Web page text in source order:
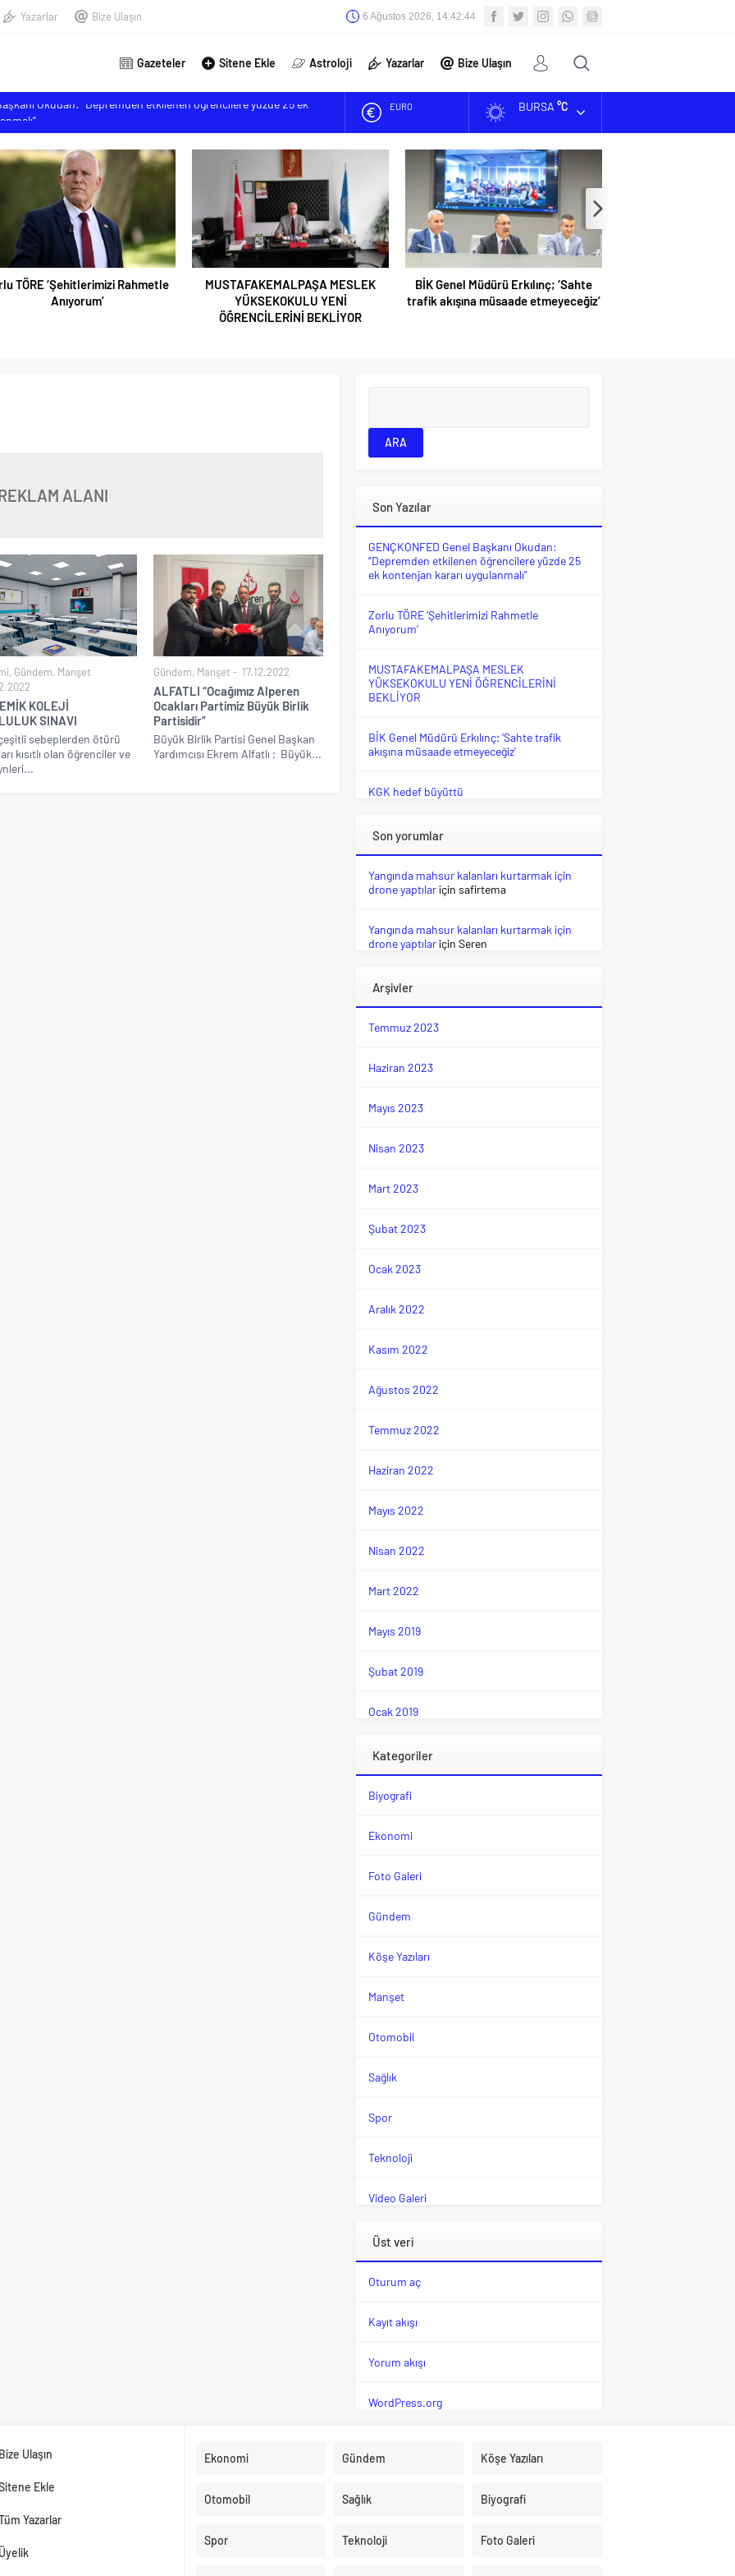
Yazarlar Bize Ulaşın 6 Ağustos 2026, 14:42:45
Gazeteler Sitene Ekle Astroloji Yazarlar Bize Ulaşın
Rahmetle Anıyorum’
MESLEK YÜKSEKOKULU YENİ ÖĞRENCİLERİNİ BEKLİYOR
‘Sahte trafik akışına müsaade etmeyeceğiz’
Başkanı Okudan: “Depremden etkilenen öğrencilere yüzde 25 ek
EURO
ALTIN
DOLAR
BURSA °C
‘Şehitlerimizi Rahmetle
Anıyorum’
MUSTAFAKEMALPAŞA MESLEK
YÜKSEKOKULU YENİ
ÖĞRENCİLERİNİ BEKLİYOR
BİK Genel Müdürü Erkılınç; ‘Sahte
trafik akışına müsaade etmeyeceğiz’
ALANI
, Gündem, Manşet
KOLEJİ
SINAVI
sebeplerden ötürü
kısıtlı olan öğrenciler ve
Gündem, Manşet 17.12.2022
ALFATLI “Ocağımız Alperen
Ocakları Partimiz Büyük Birlik
Partisidir”
Büyük Birlik Partisi Genel Başkan
Yardımcısı Ekrem Alfatlı ; Büyük...
Son Yazılar
GENÇKONFED Genel Başkanı Okudan:
“Depremden etkilenen öğrencilere yüzde 25
ek kontenjan kararı uygulanmalı”
Zorlu TÖRE ‘Şehitlerimizi Rahmetle
Anıyorum’
MUSTAFAKEMALPAŞA MESLEK
YÜKSEKOKULU YENİ ÖĞRENCİLERİNİ
BEKLİYOR
BİK Genel Müdürü Erkılınç; ‘Sahte trafik
akışına müsaade etmeyeceğiz’
KGK hedef büyüttü
Son yorumlar
Yangında mahsur kalanları kurtarmak için
drone yaptılariçin safirtema
Yangında mahsur kalanları kurtarmak için
drone yaptılariçin Seren
Arşivler
Temmuz 2023
Haziran 2023
Mayıs 2023
Nisan 2023
Mart 2023
Şubat 2023
Ocak 2023
Aralık 2022
Kasım 2022
Ağustos 2022
Temmuz 2022
Haziran 2022
Mayıs 2022
Nisan 2022
Mart 2022
Mayıs 2019
Şubat 2019
Ocak 2019
Kategoriler
Biyografi
Ekonomi
Foto Galeri
Gündem
Köşe Yazıları
Manşet
Otomobil
Sağlık
Spor
Teknoloji
Video Galeri
Üst veri
Oturum aç
Kayıt akışı
Yorum akışı
WordPress.org
Bize Ulaşın
Ekle
Yazarlar
Üyelik
Ekonomi Gündem Köşe Yazıları
Otomobil Sağlık Biyografi
Spor Teknoloji Foto Galeri